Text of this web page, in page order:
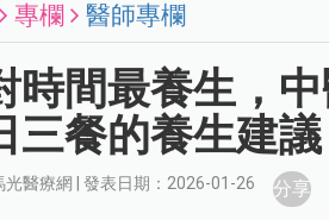
專欄 醫師專欄
時間最養生，
三餐的養生建議
光醫療網 | 發表日期：2026-01-26 分享